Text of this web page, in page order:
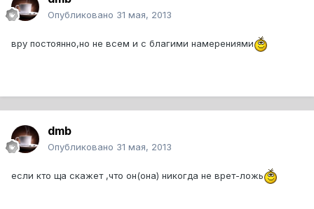
Опубликовано 31 мая, 2013
вру постоянно,но не всем и с благими намерениями
dmb
Опубликовано 31 мая, 2013
если кто ща скажет ,что он(она) никогда не врет-ложь